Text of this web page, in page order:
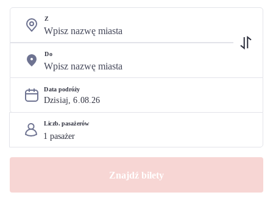
Z
Do
Data podróży
Dzisiaj, 6.08.26
Liczb. pasażerów
Znajdź bilety